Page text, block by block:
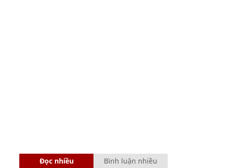
Đọc nhiều Bình luận nhiều